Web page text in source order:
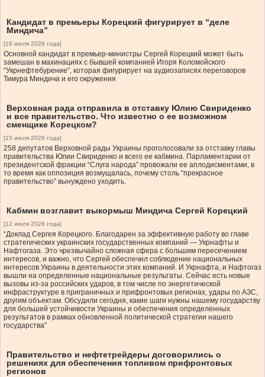
Кандидат в премьеры Корецкий фигурирует в “деле
Миндича”
[16 июля 2026 года]
Основной кандидат в премьер-министры Сергей Корецкий может быть
замешан в махинациях с бывшей компанией Игоря Коломойского
“Укрнефтебурение”, которая фигурирует на аудиозаписях переговоров
Тимура Миндича и его окружения
Верховная рада отправила в отставку Юлию Свириденко
и все правительство. Что известно о ее возможном
сменщике Корецком?
[15 июля 2026 года]
258 депутатов Верховной рады Украины проголосовали за отставку главы
правительства Юлии Свириденко и всего ее кабмина. Парламентарии от
президентской фракции “Слуга народа” провожали ее аплодисментами, в
то время как оппозиция возмущалась, почему столь “прекрасное
правительство” вынуждено уходить.
Кабмин возглавит выкормыш Миндича Сергей Корецкий
[12 июля 2026 года]
“Доклад Сергея Корецкого. Благодарен за эффективную работу во главе
стратегических украинских государственных компаний — Укрнафты и
Нафтогаза. Это чрезвычайно сложная сфера с большим пересечением
интересов, и важно, что Сергей обеспечил соблюдение национальных
интересов Украины в деятельности этих компаний. И Укрнафта, и Нафтогаз
вышли на определенные национальные результаты. Сейчас есть новые
вызовы из-за российских ударов, в том числе по энергетической
инфраструктуре в приграничных и прифронтовых регионах, удары по АЗС,
другим объектам. Обсудили сегодня, какие шаги нужны нашему государству
для большей устойчивости Украины и обеспечения определенных
результатов в рамках обновленной политической стратегии нашего
государства”
Правительство и нефтетрейдеры договорились о
решениях для обеспечения топливом прифронтовых
регионов